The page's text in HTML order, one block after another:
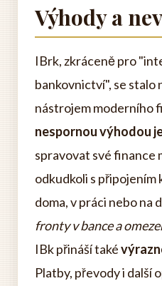
Výhody a
IBrk, zkráceně pro
bankovnictví", se
nástrojem moderního
nespornou výhodou
spravovat své finance
odkudkoli s připojením
doma, v práci nebo na
fronty v bance a
IBk přináší také
Platby, převody i další